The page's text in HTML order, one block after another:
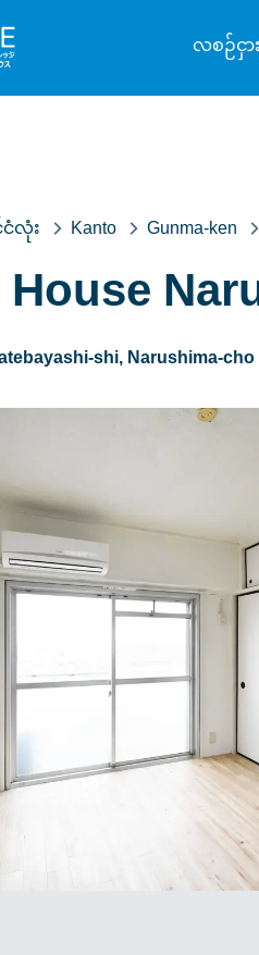
လစဉ်ငှ
လုံး Kanto Gunma-ken
shi, Narushima-